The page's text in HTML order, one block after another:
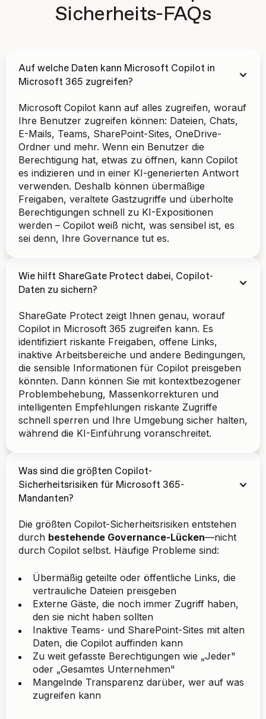
Sicherheits-FAQs
Auf welche Daten kann Microsoft Copilot in
Microsoft 365 zugreifen?
Microsoft Copilot kann auf alles zugreifen, worauf
Ihre Benutzer zugreifen können: Dateien, Chats,
E-Mails, Teams, SharePoint-Sites, OneDrive-
Ordner und mehr. Wenn ein Benutzer die
Berechtigung hat, etwas zu öffnen, kann Copilot
es indizieren und in einer KI-generierten Antwort
verwenden. Deshalb können übermäßige
Freigaben, veraltete Gastzugriffe und überholte
Berechtigungen schnell zu KI-Expositionen
werden – Copilot weiß nicht, was sensibel ist, es
sei denn, Ihre Governance tut es.
Wie hilft ShareGate Protect dabei, Copilot-
Daten zu sichern?
ShareGate Protect zeigt Ihnen genau, worauf
Copilot in Microsoft 365 zugreifen kann. Es
identifiziert riskante Freigaben, offene Links,
inaktive Arbeitsbereiche und andere Bedingungen,
die sensible Informationen für Copilot preisgeben
könnten. Dann können Sie mit kontextbezogener
Problembehebung, Massenkorrekturen und
intelligenten Empfehlungen riskante Zugriffe
schnell sperren und Ihre Umgebung sicher halten,
während die KI-Einführung voranschreitet.
Was sind die größten Copilot-
Sicherheitsrisiken für Microsoft 365-
Mandanten?
Die größten Copilot-Sicherheitsrisiken entstehen
durch bestehende Governance-Lücken—nicht
durch Copilot selbst. Häufige Probleme sind:
Übermäßig geteilte oder öffentliche Links, die
vertrauliche Dateien preisgeben
Externe Gäste, die noch immer Zugriff haben,
den sie nicht haben sollten
Inaktive Teams- und SharePoint-Sites mit alten
Daten, die Copilot auffinden kann
Zu weit gefasste Berechtigungen wie „Jeder"
oder „Gesamtes Unternehmen"
Mangelnde Transparenz darüber, wer auf was
zugreifen kann